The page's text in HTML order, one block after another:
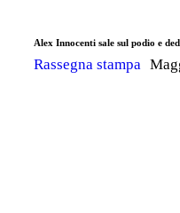
Alex Innocenti sale sul podio e
Rassegna stampa